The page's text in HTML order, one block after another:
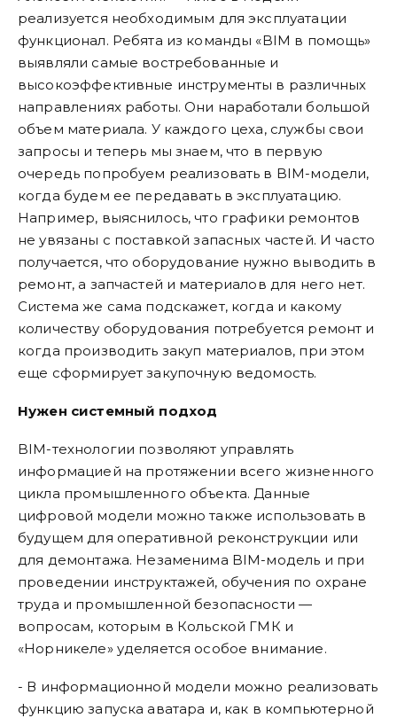
реализуется необходимым для эксплуатации
функционал. Ребята из команды «BIM в помощь»
выявляли самые востребованные и
высокоэффективные инструменты в различных
направлениях работы. Они наработали большой
объем материала. У каждого цеха, службы свои
запросы и теперь мы знаем, что в первую
очередь попробуем реализовать в BIM-модели,
когда будем ее передавать в эксплуатацию.
Например, выяснилось, что графики ремонтов
не увязаны с поставкой запасных частей. И часто
получается, что оборудование нужно выводить в
ремонт, а запчастей и материалов для него нет.
Система же сама подскажет, когда и какому
количеству оборудования потребуется ремонт и
когда производить закуп материалов, при этом
еще сформирует закупочную ведомость.
Нужен системный подход
BIM-технологии позволяют управлять
информацией на протяжении всего жизненного
цикла промышленного объекта. Данные
цифровой модели можно также использовать в
будущем для оперативной реконструкции или
для демонтажа. Незаменима BIM-модель и при
проведении инструктажей, обучения по охране
труда и промышленной безопасности —
вопросам, которым в Кольской ГМК и
«Норникеле» уделяется особое внимание.
- В информационной модели можно реализовать
функцию запуска аватара и, как в компьютерной